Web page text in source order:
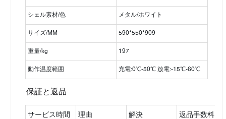
シェル素材/色 メタル/ホワイト
サイズ/MM 590*550*909
重量/kg 197
動作温度範囲 充電:0℃-50℃ 放電:-15℃-60℃
保証と返品
サービス時間 理由 解決 返品手数料